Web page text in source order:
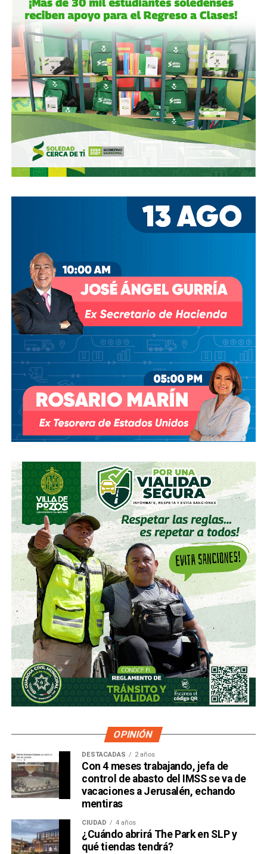
OPINIÓN
DESTACADAS 2 años
Con 4 meses trabajando, jefa de
control de abasto del IMSS se va de
vacaciones a Jerusalén, echando
mentiras
CIUDAD 4 años
¿Cuándo abrirá The Park en SLP y
qué tiendas tendrá?